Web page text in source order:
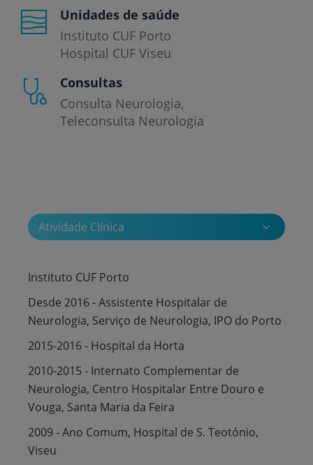
Unidades de saúde
Instituto CUF Porto
Hospital CUF Viseu
Consultas
Consulta Neurologia
Teleconsulta Neurologia
Atividade Clínica
Instituto CUF Porto
Desde 2016 - Assistente Hospitalar de
Neurologia, Serviço de Neurologia, IPO do Porto
2015-2016 - Hospital da Horta
2010-2015 - Internato Complementar de
Neurologia, Centro Hospitalar Entre Douro e
Vouga, Santa Maria da Feira
2009 - Ano Comum, Hospital de S. Teotónio,
Viseu